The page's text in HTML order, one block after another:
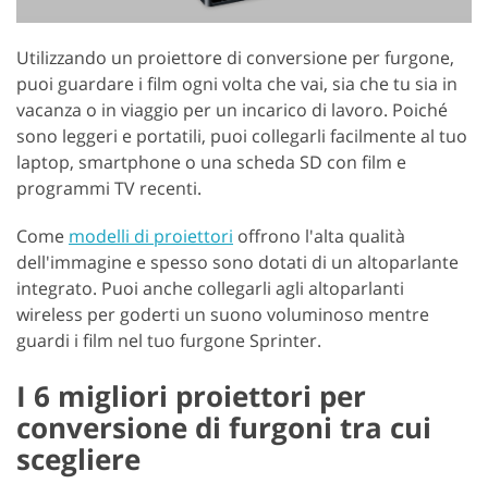
Utilizzando un proiettore di conversione per furgone,
puoi guardare i film ogni volta che vai, sia che tu sia in
vacanza o in viaggio per un incarico di lavoro. Poiché
sono leggeri e portatili, puoi collegarli facilmente al tuo
laptop, smartphone o una scheda SD con film e
programmi TV recenti.
Come modelli di proiettori offrono l'alta qualità
dell'immagine e spesso sono dotati di un altoparlante
integrato. Puoi anche collegarli agli altoparlanti
wireless per goderti un suono voluminoso mentre
guardi i film nel tuo furgone Sprinter.
I 6 migliori proiettori per
conversione di furgoni tra cui
scegliere